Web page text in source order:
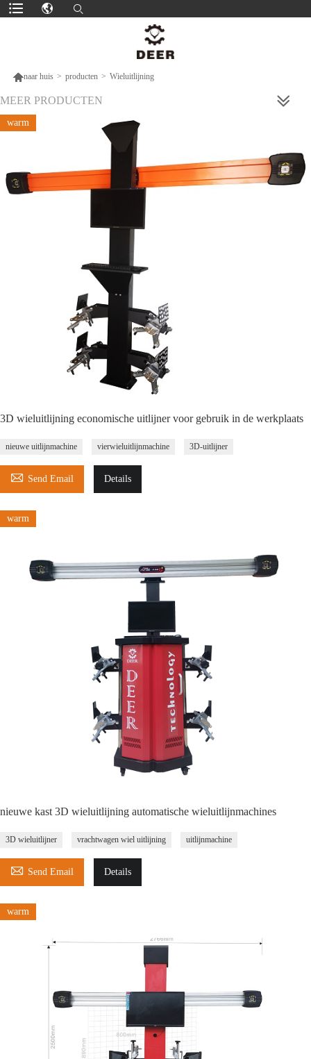
naar huis > producten > Wieluitlijning
MEER PRODUCTEN
warm
3D wieluitlijning economische uitlijner voor gebruik in de werkplaats
nieuwe uitlijnmachine vierwieluitlijnmachine 3D-uitlijner
 Send Email Details
warm
nieuwe kast 3D wieluitlijning automatische wieluitlijnmachines
3D wieluitlijner vrachtwagen wiel uitlijning uitlijnmachine
 Send Email Details
warm